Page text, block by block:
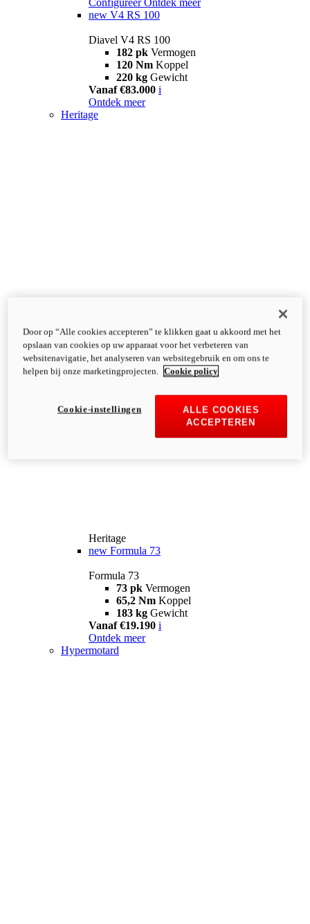
new V4 RS 100
Diavel V4 RS 100
182 pk Vermogen
120 Nm Koppel
220 kg Gewicht
Vanaf €83.000 i
Ontdek meer
Heritage
Heritage
new Formula 73
Formula 73
73 pk Vermogen
65,2 Nm Koppel
183 kg Gewicht
Vanaf €19.190 i
Ontdek meer
Hypermotard
Door op “Alle cookies accepteren” te klikken gaat u akkoord met het
opslaan van cookies op uw apparaat voor het verbeteren van
websitenavigatie, het analyseren van websitegebruik en om ons te
helpen bij onze marketingprojecten.
Cookie policy
ALLE COOKIES
ACCEPTEREN
Cookie-instellingen